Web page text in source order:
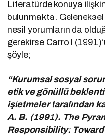
Literatürde konuya
bulunmakta. Geleneksel
nesil yorumların da
gerekirse Carroll
şöyle;
“Kurumsal sosyal
etik ve gönüllü
işletmeler tarafından
A. B. (1991). The
Responsibility: